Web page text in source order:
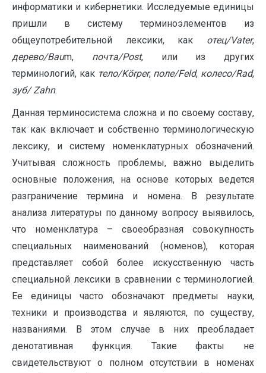
информатики и кибернетики. Исследуемые единицы
пришли в систему терминоэлементов из
общеупотребительной лексики, как отец/Vater,
дерево/Baum, почта/Post, или из других
терминологий, как тело/Körper, поле/Feld, колесо/Rad,
зуб/Zahn.
Данная терминосистема сложна и по своему составу,
так как включает и собственно терминологическую
лексику, и систему номенклатурных обозначений.
Учитывая сложность проблемы, важно выделить
основные положения, на основе которых ведется
разграничение термина и номена. В результате
анализа литературы по данному вопросу выявилось,
что номенклатура – своеобразная совокупность
специальных наименований (номенов), которая
представляет собой более искусственную часть
специальной лексики в сравнении с терминологией.
Ее единицы часто обозначают предметы науки,
техники и производства и являются, по существу,
названиями. В этом случае в них преобладает
денотативная функция. Такие факты не
свидетельствуют о полном отсутствии в номенах